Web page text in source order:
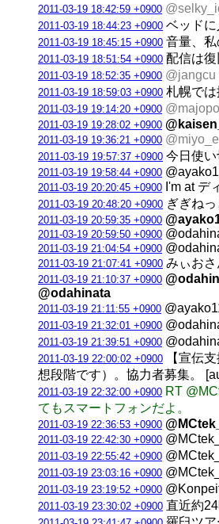
2011-03-19 18:42:59 +0900
2011-03-19 18:44:23 +0900 ベッド
2011-03-19 18:45:15 +0900 音量、
2011-03-19 18:51:54 +0900 配信は
2011-03-19 18:52:35 +0900 @jangcu
2011-03-19 18:59:03 +0900 札幌で
2011-03-19 19:14:20 +0900
2011-03-19 19:28:02 +0900
2011-03-19 19:36:21 +0900
2011-03-19 19:57:37 +0900 今日使
2011-03-19 19:58:44 +0900
2011-03-19 20:20:45 +0900 I'm at デ
2011-03-19 20:48:20 +0900 ぎぎねっ
2011-03-19 20:59:35 +0900
2011-03-19 20:59:50 +0900
2011-03-19 21:04:54 +0900
2011-03-19 21:07:41 +0900 みぃお
2011-03-19 21:10:37 +0900
@odahinata
2011-03-19 21:11:55 +0900
2011-03-19 21:32:01 +0900
2011-03-19 21:39:51 +0900
2011-03-19 22:00:02 +0900 【宣伝
想段階です）。協力者募集。
2011-03-19 22:32:00 +0900 RT
てもスマートフォンだよ。
2011-03-19 22:36:53 +0900 @MCtek_
2011-03-19 22:42:30 +0900
2011-03-19 22:55:42 +0900
2011-03-19 23:03:16 +0900
2011-03-19 23:19:52 +0900
2011-03-19 23:30:02 +0900 直近約